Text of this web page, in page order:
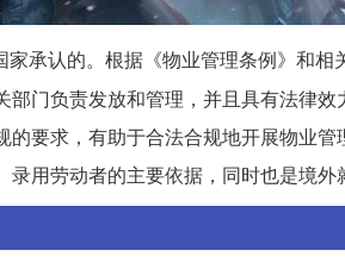
家承认的。根据《物业管理条例》和
部门负责发放和管理，并且具有法律
的要求，有助于合法合规地开展物业
用劳动者的主要依据，同时也是境